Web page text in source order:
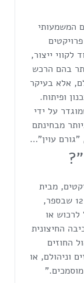
המשמעותי
לקווי ייצור,
בהם הרכש
אלא בעיקר
ופיתוח.
על ידי
מבחינתם
עוין"…
מבית
, שנדון בפרק 12 שבספר,
או
החיצונית
החוזים
וניהולם, או